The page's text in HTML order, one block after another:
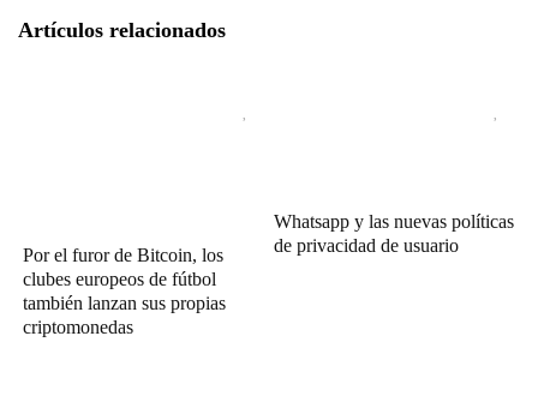
Artículos relacionados
Por el furor de Bitcoin, los
clubes europeos de fútbol
también lanzan sus propias
criptomonedas
Whatsapp y las nuevas políticas
de privacidad de usuario